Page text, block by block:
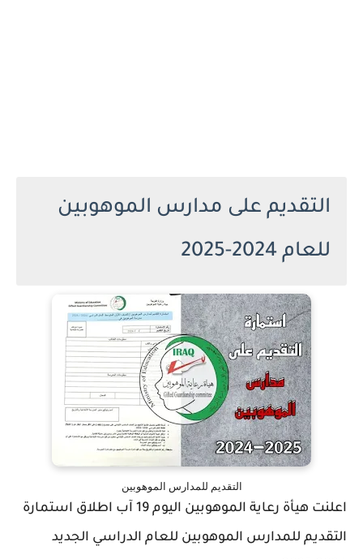
التقديم على مدارس الموهوبين
للعام 2024-2025
التقديم للمدارس الموهوبين
اعلنت هيأة رعاية الموهوبين اليوم 19 آب اطلاق استمارة
التقديم للمدارس الموهوبين للعام الدراسي الجديد